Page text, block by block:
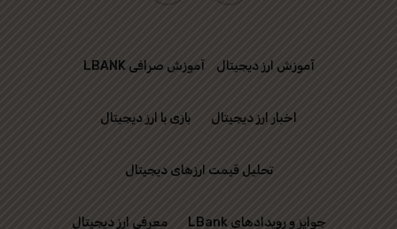
آموزش ارز دیجیتال آموزش صرافی LBANK
اخبار ارز دیجیتال بازی با ارز دیجیتال
تحلیل قیمت ارزهای دیجیتال
جوایز و رویدادهای LBank معرفی ارز دیجیتال